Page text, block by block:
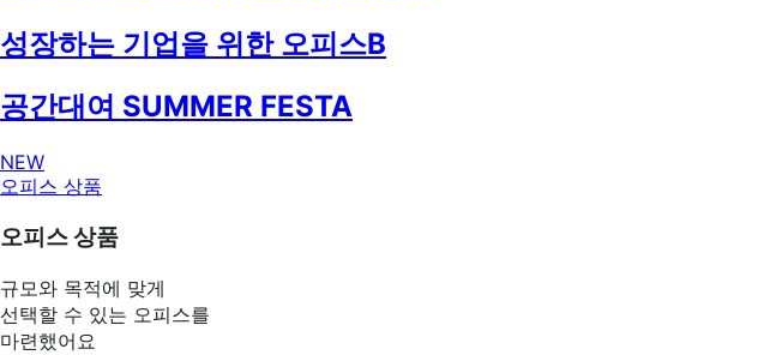
성장하는 기업을 위한 오피스B
공간대여 SUMMER FESTA
NEW
오피스 상품
오피스 상품
규모와 목적에 맞게
선택할 수 있는 오피스를
마련했어요